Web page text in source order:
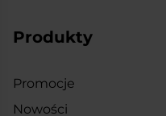
Produkty
Promocje
Nowości